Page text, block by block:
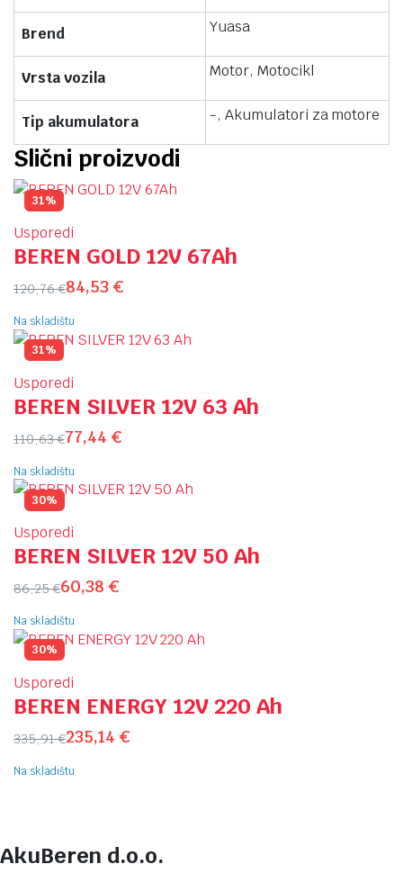
Brend Yuasa
Vrsta vozila Motor, Motocikl
Tip akumulatora -, Akumulatori za motore
Slični proizvodi
31%
Usporedi
BEREN GOLD 12V 67Ah
120,76€84,53 €
Na skladištu
31%
Usporedi
BEREN SILVER 12V 63 Ah
110,63€77,44 €
Na skladištu
30%
Usporedi
BEREN SILVER 12V 50 Ah
86,25€60,38 €
Na skladištu
30%
Usporedi
BEREN ENERGY 12V 220 Ah
335,91€235,14 €
Na skladištu
AkuBeren d.o.o.